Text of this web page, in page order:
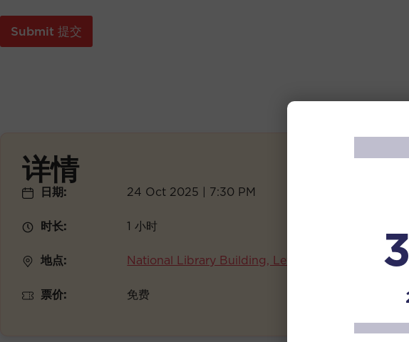
Submit 提交
详情
日期: 24 Oct 2025 | 7:30 PM
时长: 1 小时
地点: National Library Building, Level 1
票价: 免费